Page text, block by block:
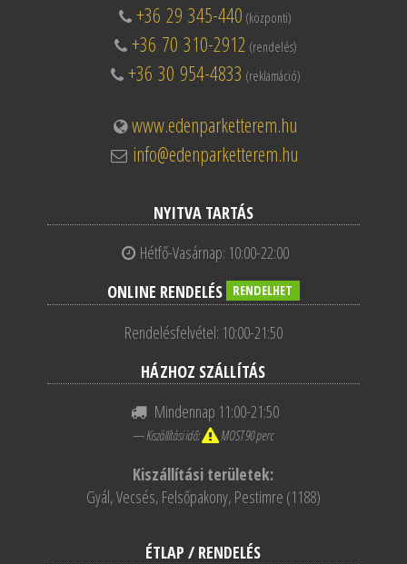
+36 29 345-440 (központi)
+36 70 310-2912 (rendelés)
+36 30 954-4833 (reklamáció)
www.edenparketterem.hu
info@edenparketterem.hu
NYITVA TARTÁS
Hétfő-Vasárnap: 10:00-22:00
ONLINE RENDELÉS
RENDELHET
Rendelésfelvétel: 10:00-21:50
HÁZHOZ SZÁLLÍTÁS
Mindennap 11:00-21:50
— Kiszállítási idő: MOST 90 perc
Kiszállítási területek:
Gyál, Vecsés, Felsőpakony, Pestimre (1188)
ÉTLAP / RENDELÉS